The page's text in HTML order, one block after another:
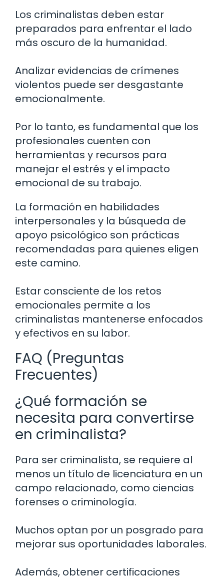
Los criminalistas deben estar
preparados para enfrentar el lado
más oscuro de la humanidad.
Analizar evidencias de crímenes
violentos puede ser desgastante
emocionalmente.
Por lo tanto, es fundamental que los
profesionales cuenten con
herramientas y recursos para
manejar el estrés y el impacto
emocional de su trabajo.
La formación en habilidades
interpersonales y la búsqueda de
apoyo psicológico son prácticas
recomendadas para quienes eligen
este camino.
Estar consciente de los retos
emocionales permite a los
criminalistas mantenerse enfocados
y efectivos en su labor.
FAQ (Preguntas
Frecuentes)
¿Qué formación se
necesita para convertirse
en criminalista?
Para ser criminalista, se requiere al
menos un título de licenciatura en un
campo relacionado, como ciencias
forenses o criminología.
Muchos optan por un posgrado para
mejorar sus oportunidades laborales.
Además, obtener certificaciones